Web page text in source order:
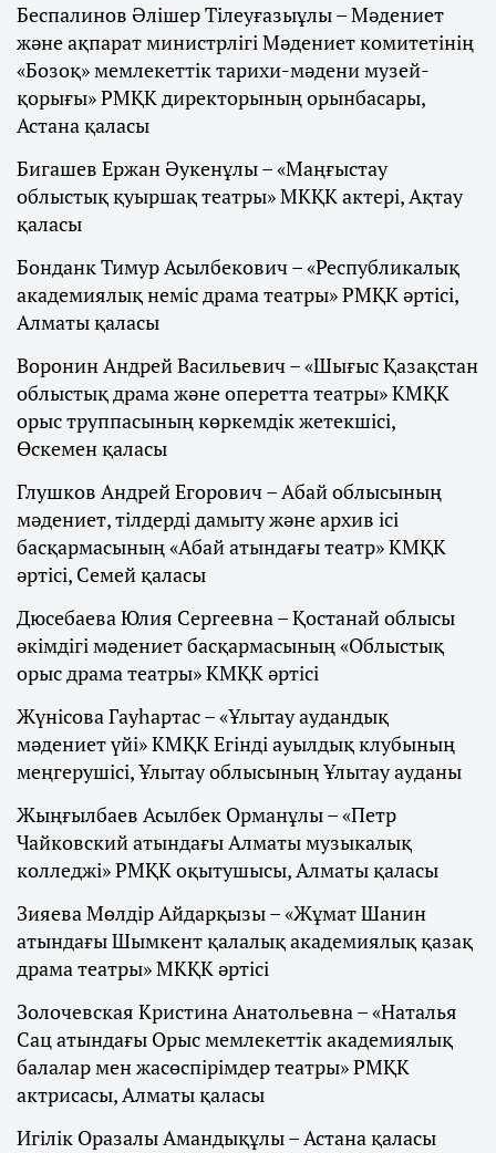
Беспалинов Әлішер Тілеуғазыұлы – Мәдениет
және ақпарат министрлігі Мәдениет комитетінің
«Бозоқ» мемлекеттік тарихи-мәдени музей-
қорығы» РМҚК директорының орынбасары,
Астана қаласы
Бигашев Ержан Әукенұлы – «Маңғыстау
облыстық қуыршақ театры» МКҚК актері, Ақтау
қаласы
Бонданк Тимур Асылбекович – «Республикалық
академиялық неміс драма театры» РМҚК әртісі,
Алматы қаласы
Воронин Андрей Васильевич – «Шығыс Қазақстан
облыстық драма және оперетта театры» КМҚК
орыс труппасының көркемдік жетекшісі,
Өскемен қаласы
Глушков Андрей Егорович – Абай облысының
мәдениет, тілдерді дамыту және архив ісі
басқармасының «Абай атындағы театр» КМҚК
әртісі, Семей қаласы
Дюсебаева Юлия Сергеевна – Қостанай облысы
әкімдігі мәдениет басқармасының «Облыстық
орыс драма театры» КМҚК әртісі
Жүнісова Гауһартас – «Ұлытау аудандық
мәдениет үйі» КМҚК Егінді ауылдық клубының
меңгерушісі, Ұлытау облысының Ұлытау ауданы
Жыңғылбаев Асылбек Орманұлы – «Петр
Чайковский атындағы Алматы музыкалық
колледжі» РМҚК оқытушысы, Алматы қаласы
Зияева Мөлдір Айдарқызы – «Жұмат Шанин
атындағы Шымкент қалалық академиялық қазақ
драма театры» МКҚК әртісі
Золочевская Кристина Анатольевна – «Наталья
Сац атындағы Орыс мемлекеттік академиялық
балалар мен жасөспірімдер театры» РМҚК
актрисасы, Алматы қаласы
Игілік Оразалы Амандықұлы – Астана қаласы